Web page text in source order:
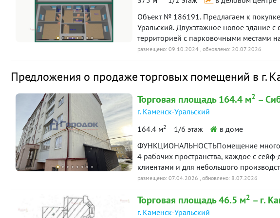
Объект № 186191. Предлагаем к
Уральский. Двухэтажное новое здание
территорией с парковочными местами
территории можно разместить
250 Кв.м и большого эксплуатируемого
отдельные квартиры и в них
комнаты, просторная кухня, 2 санузла
лоджия. В подвале установлены узлы
данный момент Здание
подойдёт для открытия медицинского
«Каменская Здравница», а также
может быть использован как жилая
размещено: 09.10.2024 , обновлено: 20.07.2026
Предложения о продаже торговых помещений в г.
Торговая площадь 164.4 м2 –
г. Каменск-Уральский
164.4 м2 1/6 этаж в доме
ФУНКЦИОНАЛЬНОСТЬПомещение
4 рабочих пространства, каждое с
клиентами и для небольшого
цех).Есть санузел, отдельное
сигнализация.Установлены две
помещение).Входная группа
размещено: 07.04.2026 , обновлено: 8.07.2026
Торговая площадь 46.5 м2 – г.
г. Каменск-Уральский